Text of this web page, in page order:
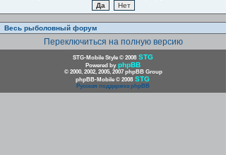
Весь рыболовный форум
Переключиться на полную версию
STG-Mobile Style © 2008 STG
Powered by phpBB
© 2000, 2002, 2005, 2007 phpBB Group
phpBB-Mobile © 2008 STG
Русская поддержка phpBB